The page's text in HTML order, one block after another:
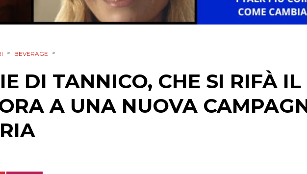
> BEVERAGE >
DI TANNICO, CHE SI RIFÀ IL
A UNA NUOVA